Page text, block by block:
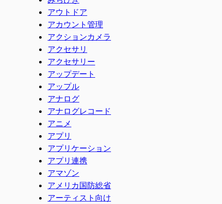
アウトドア
アカウント管理
アクションカメラ
アクセサリ
アクセサリー
アップデート
アップル
アナログ
アナログレコード
アニメ
アプリ
アプリケーション
アプリ連携
アマゾン
アメリカ国防総省
アーティスト向け